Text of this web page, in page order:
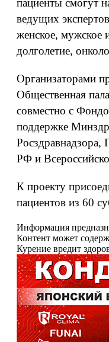
пациенты смогут
ведущих
женское, мужское
долголетие,
Организаторами
Общественная
совместно с
поддержке
Росздравнадзора,
РФ и
К проекту
пациентов из 60
Информация
Контент может
Курение вредит